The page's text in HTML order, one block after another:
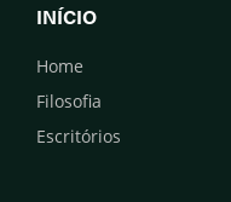
INÍCIO
Home
Filosofia
Escritórios